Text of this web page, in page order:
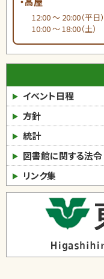
12:00 ～ 20:00（平日）
10:00 ～ 18:00（土）
イベント日程
方針
統計
図書館に関する法令
リンク集